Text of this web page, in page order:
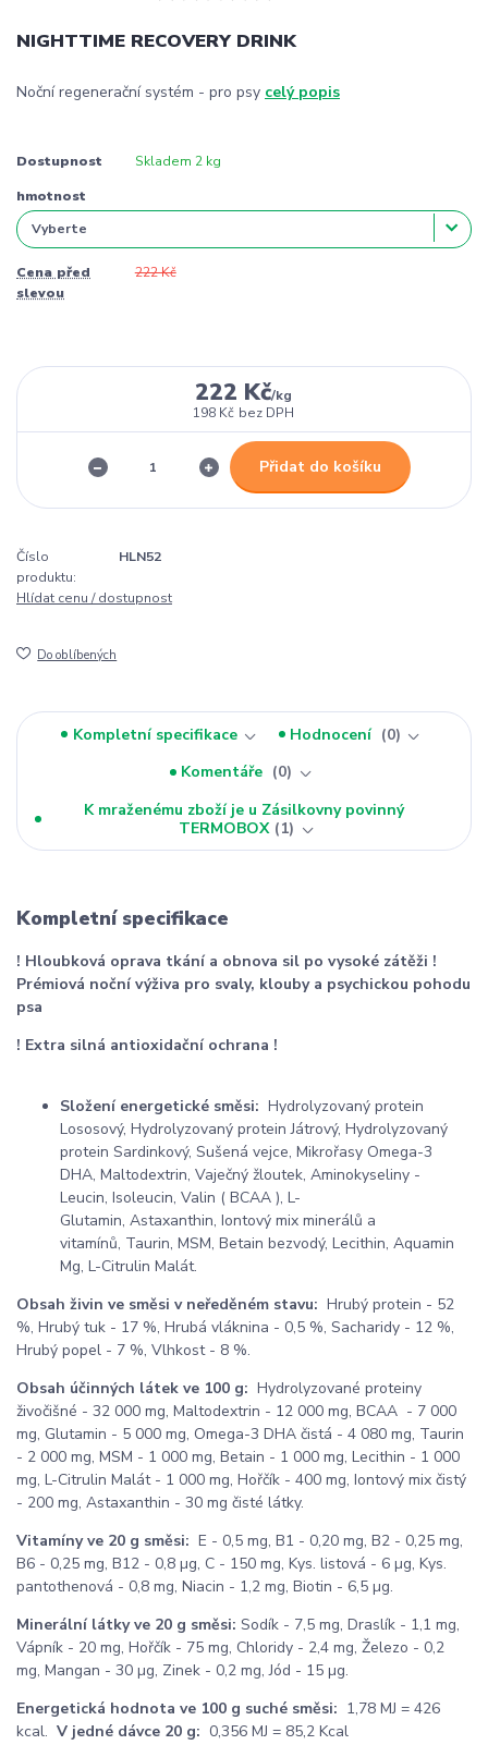
NIGHTTIME RECOVERY DRINK
Noční regenerační systém - pro psy celý popis
Dostupnost Skladem 2 kg
hmotnost
Cena před
slevou
222 Kč
222 Kč/kg
198 Kč bez DPH
Přidat do košíku
Číslo
produktu:
HLN52
Hlídat cenu / dostupnost
Do oblíbených
Kompletní specifikace Hodnocení
0
Komentáře
0
K mraženému zboží je u Zásilkovny povinný
TERMOBOX
1
Kompletní specifikace
! Hloubková oprava tkání a obnova sil po vysoké zátěži !
Prémiová noční výživa pro svaly, klouby a psychickou pohodu
psa
! Extra silná antioxidační ochrana !
Složení energetické směsi: Hydrolyzovaný protein
Lososový, Hydrolyzovaný protein Játrový, Hydrolyzovaný
protein Sardinkový, Sušená vejce, Mikrořasy Omega-3
DHA, Maltodextrin, Vaječný žloutek, Aminokyseliny -
Leucin, Isoleucin, Valin ( BCAA ), L-
Glutamin, Astaxanthin, Iontový mix minerálů a
vitamínů, Taurin, MSM, Betain bezvodý, Lecithin, Aquamin
Mg, L-Citrulin Malát.
Obsah živin ve směsi v neředěném stavu: Hrubý protein - 52
%, Hrubý tuk - 17 %, Hrubá vláknina - 0,5 %, Sacharidy - 12 %,
Hrubý popel - 7 %, Vlhkost - 8 %.
Obsah účinných látek ve 100 g: Hydrolyzované proteiny
živočišné - 32 000 mg, Maltodextrin - 12 000 mg, BCAA - 7 000
mg, Glutamin - 5 000 mg, Omega-3 DHA čistá - 4 080 mg, Taurin
- 2 000 mg, MSM - 1 000 mg, Betain - 1 000 mg, Lecithin - 1 000
mg, L-Citrulin Malát - 1 000 mg, Hořčík - 400 mg, Iontový mix čistý
- 200 mg, Astaxanthin - 30 mg čisté látky.
Vitamíny ve 20 g směsi: E - 0,5 mg, B1 - 0,20 mg, B2 - 0,25 mg,
B6 - 0,25 mg, B12 - 0,8 µg, C - 150 mg, Kys. listová - 6 µg, Kys.
pantothenová - 0,8 mg, Niacin - 1,2 mg, Biotin - 6,5 µg.
Minerální látky ve 20 g směsi: Sodík - 7,5 mg, Draslík - 1,1 mg,
Vápník - 20 mg, Hořčík - 75 mg, Chloridy - 2,4 mg, Železo - 0,2
mg, Mangan - 30 µg, Zinek - 0,2 mg, Jód - 15 µg.
Energetická hodnota ve 100 g suché směsi: 1,78 MJ = 426
kcal. V jedné dávce 20 g: 0,356 MJ = 85,2 Kcal